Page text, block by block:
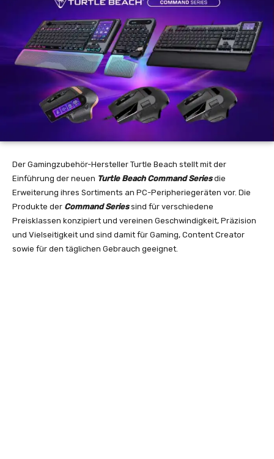
Der Gamingzubehör-Hersteller Turtle Beach stellt mit der
Einführung der neuen Turtle Beach Command Seriesdie
Erweiterung ihres Sortiments an PC-Peripheriegeräten vor. Die
Produkte der Command Seriessind für verschiedene
Preisklassen konzipiert und vereinen Geschwindigkeit, Präzision
und Vielseitigkeit und sind damit für Gaming, Content Creator
sowie für den täglichen Gebrauch geeignet.